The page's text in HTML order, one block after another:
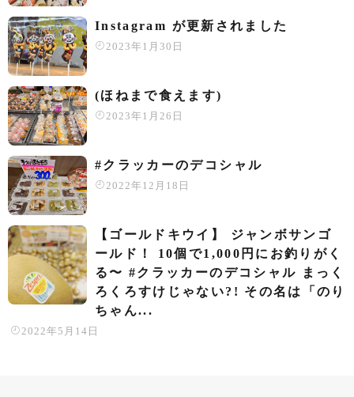
Instagram が更新されました
2023年1月30日
(ほねまで食えます)
2023年1月26日
#クラッカーのデコシャル️
2022年12月18日
【ゴールドキウイ】 ジャンボサンゴ
ールド！ 10個で1,000円にお釣りがく
る〜 #クラッカーのデコシャル️ まっく
ろくろすけじゃない?! その名は「のり
ちゃん...
2022年5月14日